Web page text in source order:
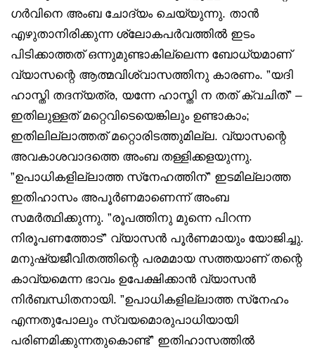
ഗർവിനെ അംബ ചോദ്യം ചെയ്യുന്നു. താൻ
എഴുതാനിരിക്കുന്ന ശ്ലോകപർവത്തിൽ ഇടം
പിടിക്കാത്തത് ഒന്നുമുണ്ടാകില്ലെന്ന ബോധ്യമാണ്
വ്യാസന്റെ ആത്മവിശ്വാസത്തിനു കാരണം. ”യദി
ഹാസ്തി തദന്യത്ര, യന്നേ ഹാസ്തി ന തത് ക്വചിത്” –
ഇതിലുള്ളത് മറ്റെവിടെയെങ്കിലും ഉണ്ടാകാം;
ഇതിലില്ലാത്തത് മറ്റൊരിടത്തുമില്ല. വ്യാസന്റെ
അവകാശവാദത്തെ അംബ തള്ളിക്കളയുന്നു.
”ഉപാധികളില്ലാത്ത സ്‌നേഹത്തിന്” ഇടമില്ലാത്ത
ഇതിഹാസം അപൂർണമാണെന്ന് അംബ
സമർത്ഥിക്കുന്നു. ”രൂപത്തിനു മുന്നെ പിറന്ന
നിരൂപണത്തോട്” വ്യാസൻ പൂർണമായും യോജിച്ചു.
മനുഷ്യജീവിതത്തിന്റെ പരമമായ സത്തയാണ് തന്റെ
കാവ്യമെന്ന ഭാവം ഉപേക്ഷിക്കാൻ വ്യാസൻ
നിർബന്ധിതനായി. ”ഉപാധികളില്ലാത്ത സ്‌നേഹം
എന്നതുപോലും സ്വയമൊരുപാധിയായി
പരിണമിക്കുന്നതുകൊണ്ട്” ഇതിഹാസത്തിൽ